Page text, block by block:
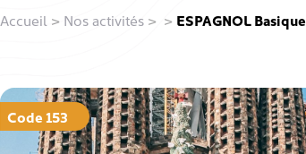
Accueil > Nos activités> > ESPAGNOL Basique
Code 153